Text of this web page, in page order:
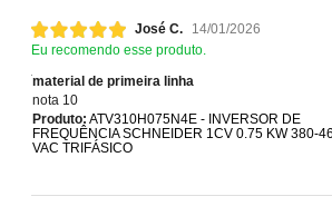
José C.
14/01/2026
Eu recomendo esse produto.
material de primeira linha
nota 10
Produto: ATV310H075N4E - INVERSOR DE
FREQUÊNCIA SCHNEIDER 1CV 0.75 KW 380-
VAC TRIFÁSICO